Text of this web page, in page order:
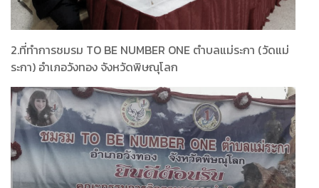
2.ที่ทำการชมรม TO BE NUMBER ONE ตำบลแม่ระกา (วัดแม่
ระกา) อำเภอวังทอง จังหวัดพิษณุโลก